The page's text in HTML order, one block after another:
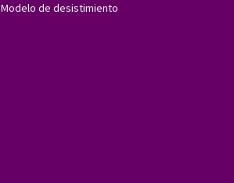
Modelo de desistimiento